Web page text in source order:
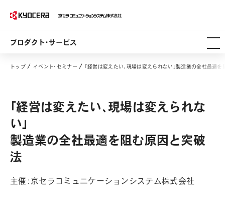
プロダクト・サービス
トップ イベント・セミナー 「経営は変えたい、現場は変えられない」製造業の全社最適
「経営は変えたい、現場は変えられな
い」
製造業の全社最適を阻む原因と突破
法
主催：京セラコミュニケーションシステム株式会社